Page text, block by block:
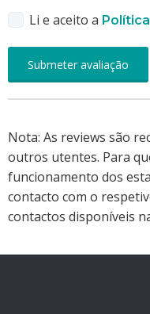
Li e aceito a
Nota: As reviews são
outros utentes. Para
funcionamento dos
contacto com o
contactos disponíveis